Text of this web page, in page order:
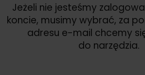
Jeżeli nie jesteśmy
koncie, musimy wybrać, za
adresu e-mail chcemy
do narzędzia.